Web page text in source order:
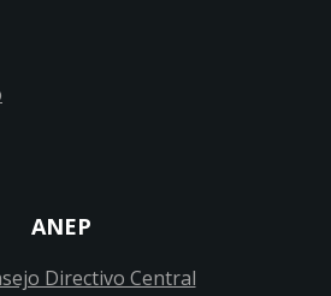
ANEP
Directivo Central